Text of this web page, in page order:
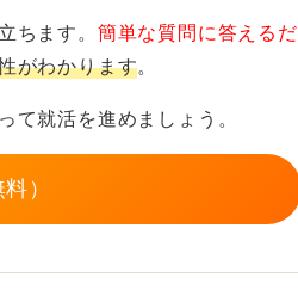
ちます。 簡単な質問に答えるだ
がわかります。
て就活を進めましょう。
）